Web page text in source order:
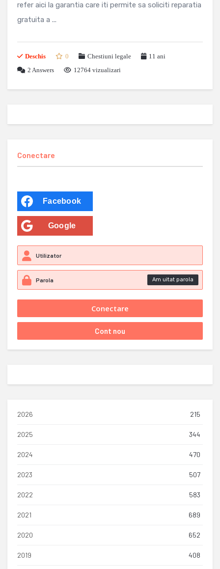
refer aici la garantia care iti permite sa soliciti reparatia
gratuita a ...
Deschis 0 Chestiuni legale
11 ani
2 Answers 12764 vizualizari
Conectare
Facebook
Google
Am uitat parola
2026 215
2025 344
2024 470
2023 507
2022 583
2021 689
2020 652
2019 408